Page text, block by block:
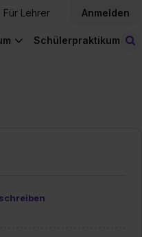
Für Lehrer Anmelden
Schülerpraktikum